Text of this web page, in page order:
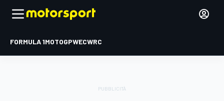
FORMULA 1MOTOGPWECWRC